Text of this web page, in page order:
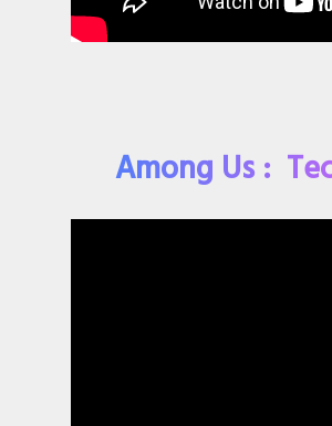
Among Us :